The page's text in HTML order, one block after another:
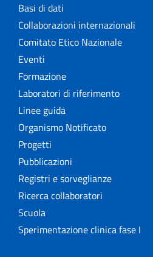
Basi di dati
Collaborazioni internazionali
Comitato Etico Nazionale
Eventi
Formazione
Laboratori di riferimento
Linee guida
Organismo Notificato
Progetti
Pubblicazioni
Registri e sorveglianze
Ricerca collaboratori
Scuola
Sperimentazione clinica fase I